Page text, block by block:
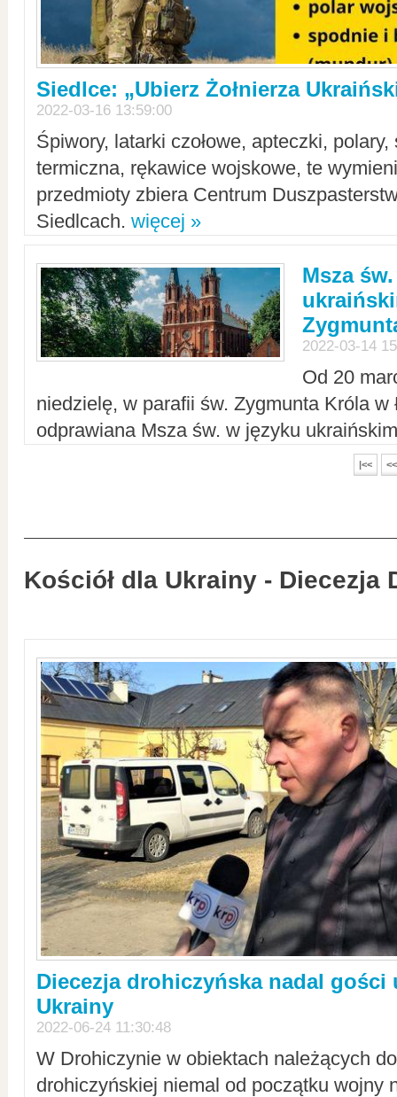
Siedlce: „Ubierz Żołnierza
2022-03-16 13:59:00
Śpiwory, latarki czołowe, apteczki,
termiczna, rękawice wojskowe, te
przedmioty zbiera Centrum
Siedlcach. więcej »
Msza
2022-03-14
Od 20
niedzielę, w parafii św. Zygmunta Króla w
odprawiana Msza św. w języku
|<< <<
Kościół dla Ukrainy - Diecezja
Diecezja drohiczyńska nadal gości
Ukrainy
2022-06-24 11:30:48
W Drohiczynie w obiektach należących
drohiczyńskiej niemal od początku wojny